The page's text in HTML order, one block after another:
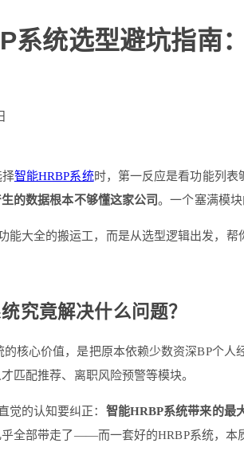
系统选型避坑指南
择智能HRBP系统时，第一反应是看功能列
的数据根本不够懂这家公司。一个塞满模
能大全的搬运工，而是从选型逻辑出发，
究竟解决什么问题？
的核心价值，是把原本依赖少数资深BP个
匹配推荐、离职风险预警等模块。
觉的认知要纠正： 智能HRBP系统带来的最
全部带走了——而一套好的HRBP系统，本